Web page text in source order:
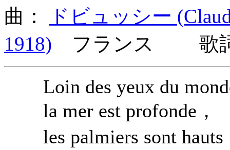
曲：
ドビュッシー
1918) フランス 歌詞
Loin des yeux du
la mer est profonde，
les palmiers sont hauts